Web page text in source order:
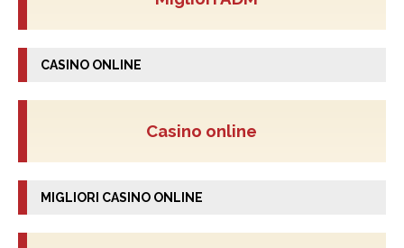
CASINO ONLINE
Casino online
MIGLIORI CASINO ONLINE